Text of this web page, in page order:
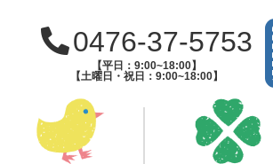
0476-37-5753
【平日：9:00~18:00】
【土曜日・祝日：9:00~18:00】